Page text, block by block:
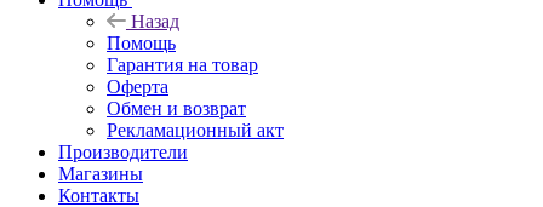
Назад
Помощь
Гарантия на товар
Оферта
Обмен и возврат
Рекламационный акт
Производители
Магазины
Контакты